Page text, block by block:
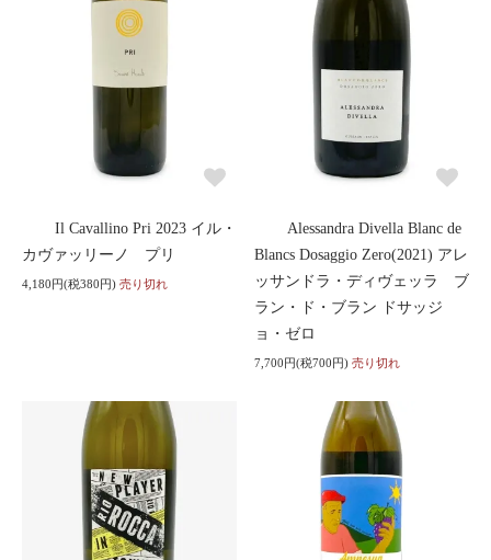
Il Cavallino Pri 2023 イル・
カヴァッリーノ プリ
4,180円(税380円) 売り切れ
Alessandra Divella Blanc de
Blancs Dosaggio Zero(2021) アレ
ッサンドラ・ディヴェッラ ブ
ラン・ド・ブラン ドサッジ
ョ・ゼロ
7,700円(税700円) 売り切れ